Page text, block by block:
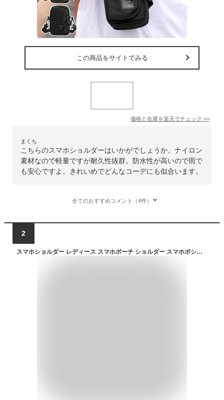
この商品をサイトでみる
価格と在庫を楽天でチェック >>
まくち
こちらのスマホショルダーはいかがでしょうか。ナイロン
素材なので軽量ですが耐久性抜群。防水性が高いので雨で
も安心ですよ。きれいめでどんなコーデにも似合います。
全てのおすすめコメント（4件）
2
スマホショルダー レディース スマホポーチ ショルダー スマホポシェット ポシェット 斜めがけ ナイロン 軽量 縦型 軽い ポーチ 防水 薄い 縦長 ハート